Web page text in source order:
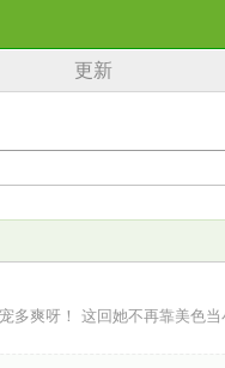
更新
多爽呀！ 这回她不再靠美色